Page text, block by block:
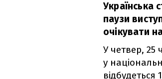
Українська
паузи
очікувати
У четвер, 25
у